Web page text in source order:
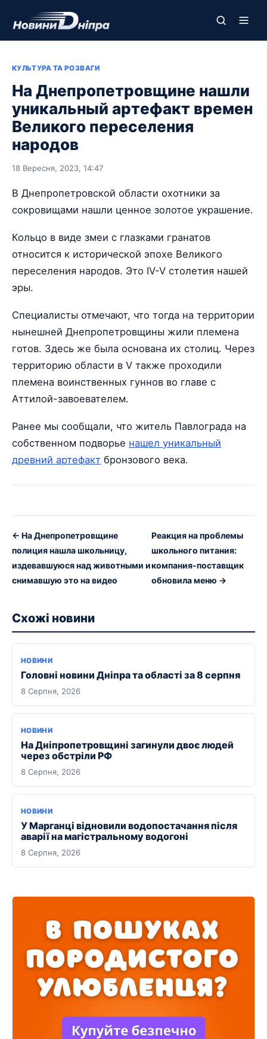
КУЛЬТУРА ТА РОЗВАГИ
На Днепропетровщине нашли
уникальный артефакт времен
Великого переселения
народов
18 Вересня, 2023, 14:47
В Днепропетровской области охотники за
сокровищами нашли ценное золотое украшение.
Кольцо в виде змеи с глазками гранатов
относится к исторической эпохе Великого
переселения народов. Это IV-V столетия нашей
эры.
Специалисты отмечают, что тогда на территории
нынешней Днепропетровщины жили племена
готов. Здесь же была основана их столиц. Через
территорию области в V также проходили
племена воинственных гуннов во главе с
Аттилой-завоевателем.
Ранее мы сообщали, что житель Павлограда на
собственном подворье нашел уникальный
древний артефакт бронзового века.
← На Днепропетровщине
полиция нашла школьницу,
издевавшуюся над животными и
снимавшую это на видео
Реакция на проблемы
школьного питания:
компания-поставщик
обновила меню →
Схожі новини
НОВИНИ
Головні новини Дніпра та області за 8 серпня
8 Серпня, 2026
НОВИНИ
На Дніпропетровщині загинули двоє людей
через обстріли РФ
8 Серпня, 2026
НОВИНИ
У Марганці відновили водопостачання після
аварії на магістральному водогоні
8 Серпня, 2026